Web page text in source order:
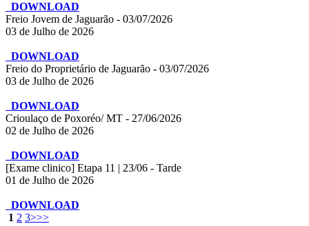
DOWNLOAD
Freio Jovem de Jaguarão - 03/07/2026
03 de Julho de 2026
DOWNLOAD
Freio do Proprietário de Jaguarão - 03/07/2026
03 de Julho de 2026
DOWNLOAD
Crioulaço de Poxoréo/ MT - 27/06/2026
02 de Julho de 2026
DOWNLOAD
[Exame clinico] Etapa 11 | 23/06 - Tarde
01 de Julho de 2026
DOWNLOAD
1 2 3>>>